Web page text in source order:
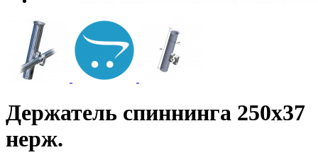
Держатель спиннинга 250х37
нерж.